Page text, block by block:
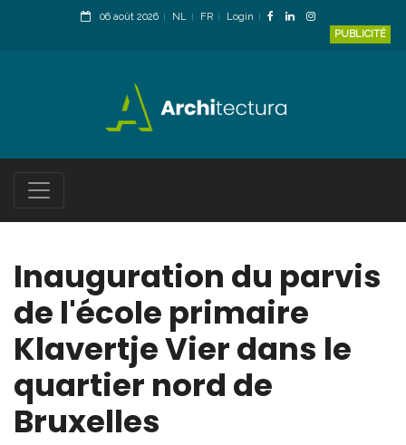
06 août 2026 NL FR
Login
PUBLICITÉ
Inauguration du parvis
de l'école primaire
Klavertje Vier dans le
quartier nord de
Bruxelles